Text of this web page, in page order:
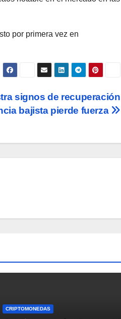
por primera vez en
signos de recuperación
bajista pierde fuerza
CRIPTOMONEDAS